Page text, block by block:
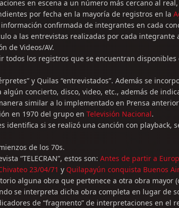
en escena a un número más cercano al
por fecha en la mayoría de registros en la
confirmada de integrantes en cada
a las entrevistas realizadas por cada integrante
de Videos/AV.
todos los registros que se encuentran disponibles
y Quilas “entrevistados”. Además se
concierto, disco, video, etc., además de
similar a lo implementado en Prensa
en 1970 del grupo en Televisión Nacional.
identifica si se realizó una canción con playback,
de los 70s.
“TELECRAN”, estos son: Antes de partir a
23/04/71 y Quilapayún conquista Buenos
alguna obra que pertenece a otra obra mayor
se interpreta dicha obra completa en lugar de
de “fragmento” de interpretaciones en el